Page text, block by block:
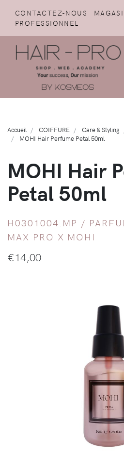
CONTACTEZ-NOUS
PROFESSIONNEL
Accueil COIFFURE Care & Styling
MOHI Hair Perfume Petal 50ml
MOHI Hair
Petal 50ml
H0301004.MP /
MAX PRO X MOHI
€14,00